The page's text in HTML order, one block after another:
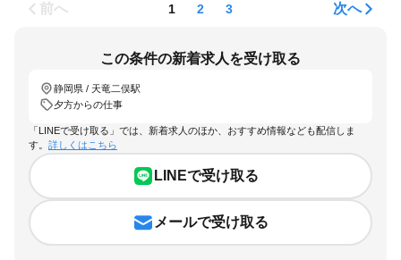
前へ 1 2 3 次へ
この条件の新着求人を受け取る
静岡県 / 天竜二俣駅
夕方からの仕事
「LINEで受け取る」では、新着求人のほか、おすすめ情報なども配信しま
す。 詳しくはこちら
LINEで受け取る
メールで受け取る